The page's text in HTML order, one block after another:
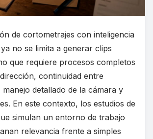
de cortometrajes con inteligencia
no se limita a generar clips
que requiere procesos completos
continuidad entre
detallado de la cámara y
En este contexto, los estudios de
simulan un entorno de trabajo
relevancia frente a simples